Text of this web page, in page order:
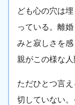
ども心の穴は
っている。離
みと寂しさを
親がこの様な人
ただひとつ言
切していない